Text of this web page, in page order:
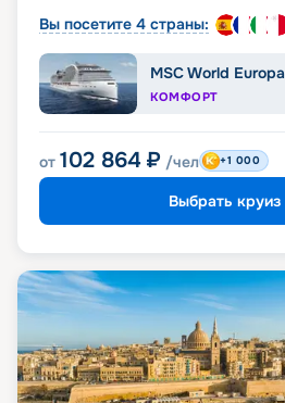
Вы посетите 4 страны:
MSC World Europa
КОМФОРТ
от 102 864 ₽ /чел +1 000
Выбрать круиз